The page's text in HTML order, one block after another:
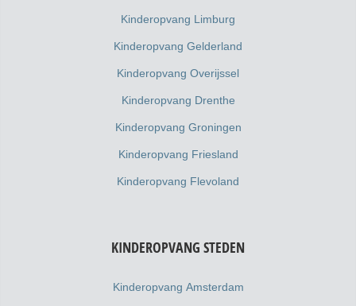
Kinderopvang Limburg
Kinderopvang Gelderland
Kinderopvang Overijssel
Kinderopvang Drenthe
Kinderopvang Groningen
Kinderopvang Friesland
Kinderopvang Flevoland
KINDEROPVANG STEDEN
Kinderopvang Amsterdam